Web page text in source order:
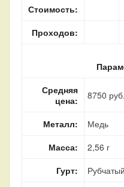
Стоимость:
Проходов:
Средняя
цена:
8750
Металл:
Медь
Масса:
2,56 г
Гурт:
Рубчатый